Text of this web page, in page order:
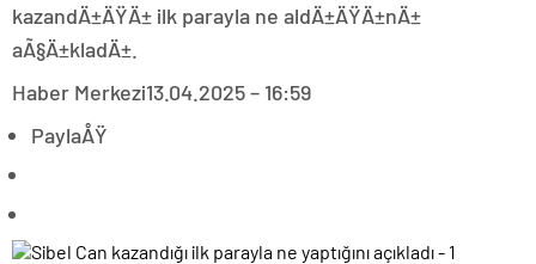
kazandÄ±ÄŸÄ± ilk parayla ne aldÄ±ÄŸÄ±nÄ±
aÃ§Ä±kladÄ±.
Haber Merkezi13.04.2025 – 16:59
PaylaÅŸ